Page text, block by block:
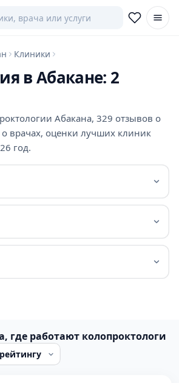
Клиники
в Абакане: 2
Абакана, 329 отзывов о
врачах, оценки лучших клиник
год.
где работают колопроктологи